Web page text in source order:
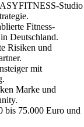
Studio
Fitness-
Deutschland.
Risiken und
mit
Marke und
bis 75.000 Euro und